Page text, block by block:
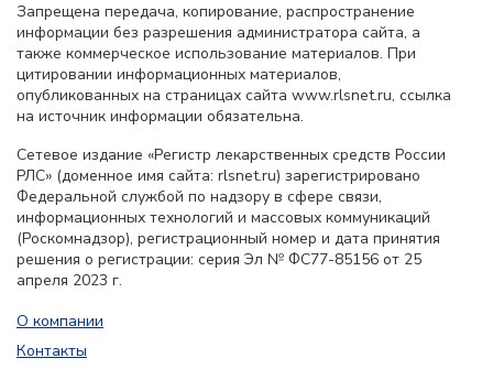
Запрещена передача, копирование, распространение
информации без разрешения администратора сайта, а
также коммерческое использование материалов. При
цитировании информационных материалов,
опубликованных на страницах сайта www.rlsnet.ru, ссылка
на источник информации обязательна.
Сетевое издание «Регистр лекарственных средств России
РЛС» (доменное имя сайта: rlsnet.ru) зарегистрировано
Федеральной службой по надзору в сфере связи,
информационных технологий и массовых коммуникаций
(Роскомнадзор), регистрационный номер и дата принятия
решения о регистрации: серия Эл № ФС77-85156 от 25
апреля 2023 г.
О компании
Контакты